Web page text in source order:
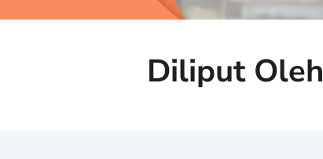
Diliput Oleh